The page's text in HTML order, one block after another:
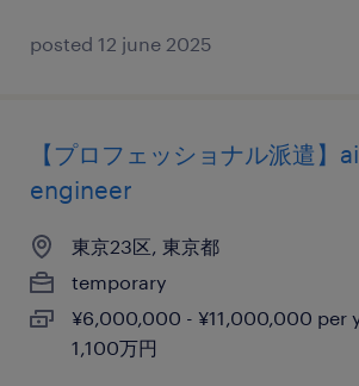
posted 12 june 2025
【プロフェッショナル派遣】
engineer
東京23区, 東京都
temporary
¥6,000,000 - ¥11,000,000 per
1,100万円